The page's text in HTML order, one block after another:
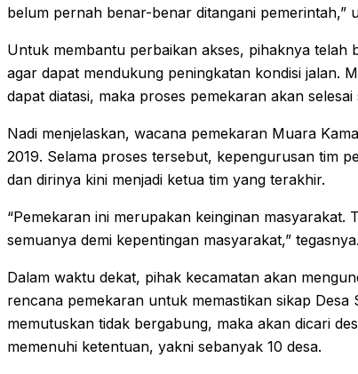
belum pernah benar-benar ditangani pemerintah,”
Untuk membantu perbaikan akses, pihaknya telah
agar dapat mendukung peningkatan kondisi jalan.
dapat diatasi, maka proses pemekaran akan
Nadi menjelaskan, wacana pemekaran Muara
2019. Selama proses tersebut, kepengurusan tim
dan dirinya kini menjadi ketua tim yang terakhir.
“Pemekaran ini merupakan keinginan masyarakat.
semuanya demi kepentingan masyarakat,” tegasnya.
Dalam waktu dekat, pihak kecamatan akan
rencana pemekaran untuk memastikan sikap Desa
memutuskan tidak bergabung, maka akan dicari
memenuhi ketentuan, yakni sebanyak 10 desa.